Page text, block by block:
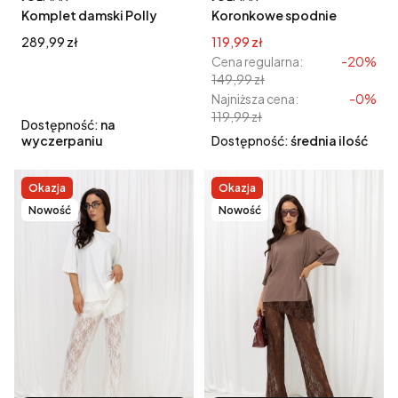
Komplet damski Polly
spodniami - czarny
Cena
289,99 zł
Dostępność: na
wyczerpaniu
Koronkowe spodnie
Cena promocyjna
119,99 zł
Cena regularna:
149,99 zł
-20%
Najniższa cena:
119,99 zł
-0%
Dostępność: średnia ilość
Okazja
Nowość
Okazja
Nowość